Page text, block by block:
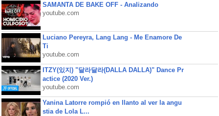
SAMANTA DE BAKE OFF - Analizando
youtube.com
Luciano Pereyra, Lang Lang - Me Enamore De
Ti
youtube.com
ITZY(있지) "달라달라(DALLA DALLA)" Dance Pr
actice (2020 Ver.)
youtube.com
Yanina Latorre rompió en llanto al ver la angu
stia de Lola L...